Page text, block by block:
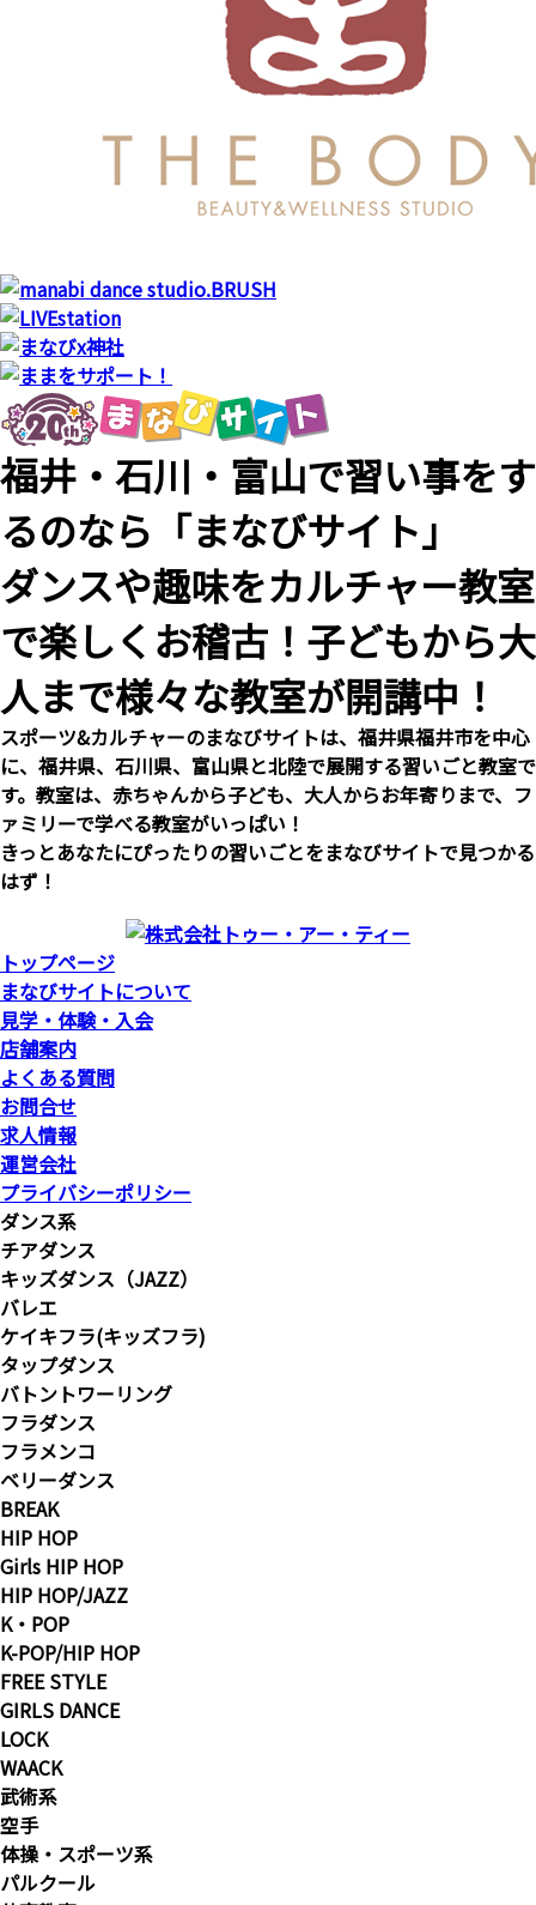
福井・石川・富山で習い事をす
るのなら「まなびサイト」
ダンスや趣味をカルチャー教室
で楽しくお稽古！子どもから大
人まで様々な教室が開講中！
スポーツ&カルチャーのまなびサイトは、福井県福井市を中心
に、福井県、石川県、富山県と北陸で展開する習いごと教室で
す。教室は、赤ちゃんから子ども、大人からお年寄りまで、フ
ァミリーで学べる教室がいっぱい！
きっとあなたにぴったりの習いごとをまなびサイトで見つかる
はず！
トップページ
まなびサイトについて
見学・体験・入会
店舗案内
よくある質問
お問合せ
求人情報
運営会社
プライバシーポリシー
ダンス系
チアダンス
キッズダンス（JAZZ）
バレエ
ケイキフラ(キッズフラ)
タップダンス
バトントワーリング
フラダンス
フラメンコ
ベリーダンス
BREAK
HIP HOP
Girls HIP HOP
HIP HOP/JAZZ
K・POP
K-POP/HIP HOP
FREE STYLE
GIRLS DANCE
LOCK
WAACK
武術系
空手
体操・スポーツ系
パルクール